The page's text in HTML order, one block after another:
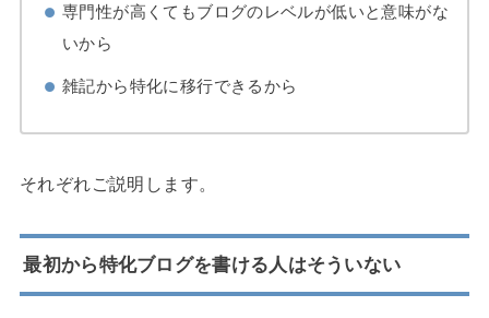
専門性が高くてもブログのレベルが低いと意味がな
いから
雑記から特化に移行できるから
それぞれご説明します。
最初から特化ブログを書ける人はそういない